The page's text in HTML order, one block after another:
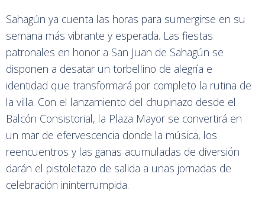
Sahagún ya cuenta las horas para sumergirse en su
semana más vibrante y esperada. Las fiestas
patronales en honor a San Juan de Sahagún se
disponen a desatar un torbellino de alegría e
identidad que transformará por completo la rutina de
la villa. Con el lanzamiento del chupinazo desde el
Balcón Consistorial, la Plaza Mayor se convertirá en
un mar de efervescencia donde la música, los
reencuentros y las ganas acumuladas de diversión
darán el pistoletazo de salida a unas jornadas de
celebración ininterrumpida.